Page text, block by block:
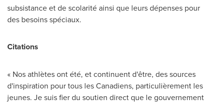
subsistance et de scolarité ainsi que leurs dépenses pour
des besoins spéciaux.
Citations
« Nos athlètes ont été, et continuent d'être, des sources
d'inspiration pour tous les Canadiens, particulièrement les
jeunes. Je suis fier du soutien direct que le gouvernement